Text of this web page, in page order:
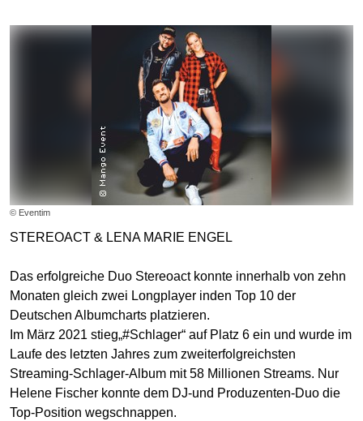
© Eventim
STEREOACT & LENA MARIE ENGEL
Das erfolgreiche Duo Stereoact konnte innerhalb von zehn
Monaten gleich zwei Longplayer inden Top 10 der
Deutschen Albumcharts platzieren.
Im März 2021 stieg„#Schlager“ auf Platz 6 ein und wurde im
Laufe des letzten Jahres zum zweiterfolgreichsten
Streaming-Schlager-Album mit 58 Millionen Streams. Nur
Helene Fischer konnte dem DJ-und Produzenten-Duo die
Top-Position wegschnappen.